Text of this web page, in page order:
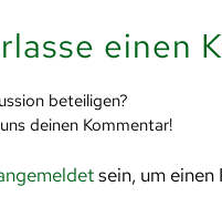
einen
beteiligen?
deinen Kommentar!
sein, um einen